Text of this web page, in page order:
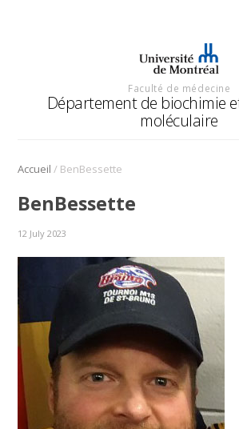
Faculté de médecine
Département de biochimie
moléculaire
Accueil / BenBessette
BenBessette
12 July 2023